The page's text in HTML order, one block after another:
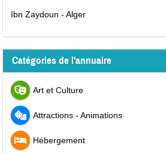
Ibn Zaydoun - Alger
Catégories de l'annuaire
Art et Culture
Attractions - Animations
Hébergement